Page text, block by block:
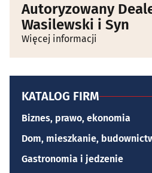
Autoryzowany
Wasilewski i Syn
Więcej informacji
KATALOG FIRM
Biznes, prawo, ekonomia
Dom, mieszkanie,
Gastronomia i jedzenie